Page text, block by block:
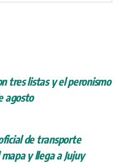
tres listas y el peronismo
agosto
de transporte
y llega a Jujuy